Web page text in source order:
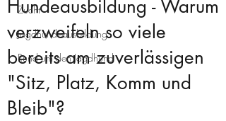
Zucht
Jagdhundeausbildung
Rund um den Jagdhund
Hundeausbildung - Warum
verzweifeln so viele
bereits am zuverlässigen
"Sitz, Platz, Komm und
Bleib"?